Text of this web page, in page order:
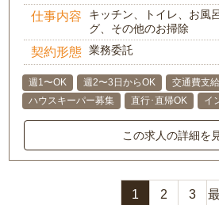
仕事内容
キッチン、トイレ、お風
グ、その他のお掃除
契約形態 業務委託
週1〜OK 週2〜3日からOK 交通費支給
ハウスキーパー募集
直行･直帰OK イ
この求人の詳細を
1 2 3